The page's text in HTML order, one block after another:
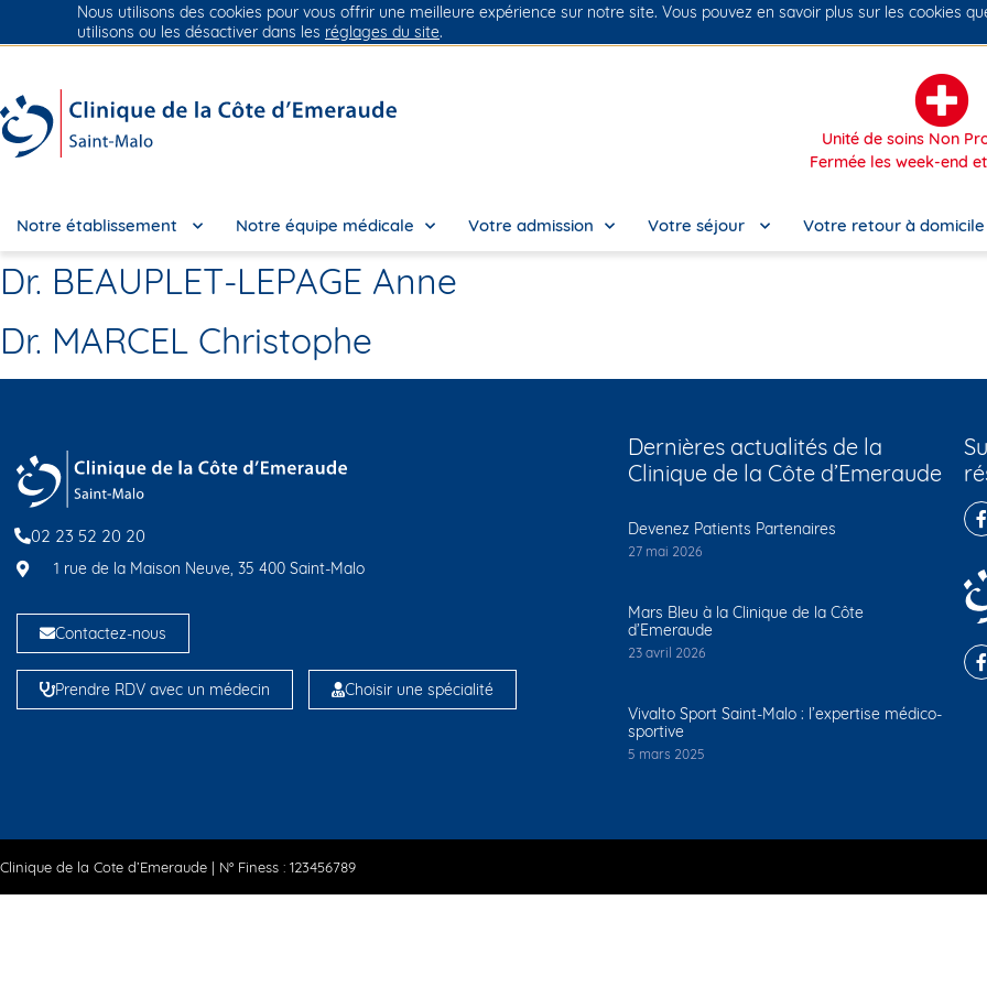
Groupe Vivalto Santé Entre nous, la vie
Unité de soins Non
Fermée les week-end
Notre établissement Notre équipe médicale Votre admission Votre séjour Votre retour à domicile
Dr. BEAUPLET-LEPAGE Anne
Dr. MARCEL Christophe
02 23 52 20 20
1 rue de la Maison Neuve, 35 400 Saint-Malo
Contactez-nous
Prendre RDV avec un médecin Choisir une spécialité
Dernières actualités de la
Clinique de la Côte d’Emeraude
Devenez Patients Partenaires
27 mai 2026
Mars Bleu à la Clinique de la Côte
d’Emeraude
23 avril 2026
Vivalto Sport Saint-Malo : l’expertise médico-
sportive
5 mars 2025
Clinique de la Cote d’Emeraude | N° Finess : 123456789
Nous utilisons des cookies pour vous offrir une meilleure expérience sur notre site. Vous pouvez en savoir plus sur les cookies
utilisons ou les désactiver dans les réglages du site.